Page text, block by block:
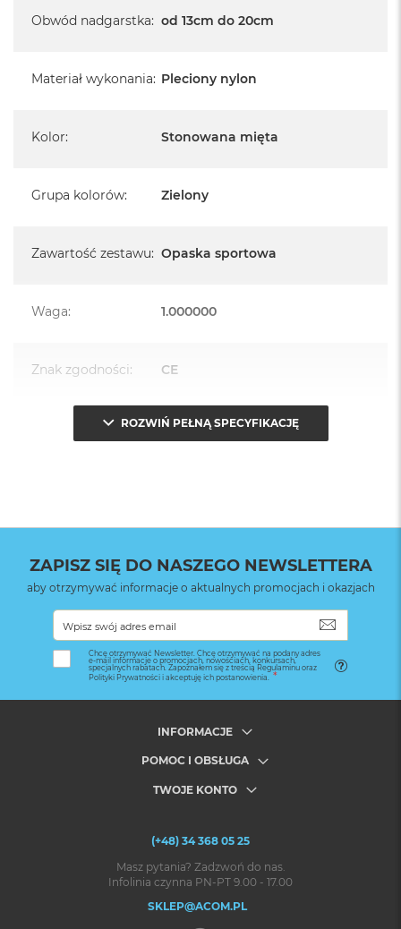
Obwód nadgarstka: od 13cm do 20cm
Materiał wykonania: Pleciony nylon
Kolor: Stonowana mięta
Grupa kolorów: Zielony
Zawartość zestawu: Opaska sportowa
Waga: 1.000000
Znak zgodności: CE
Opakowanie
(pudełko):
Serwisowe
ROZWIŃ PEŁNĄ SPECYFIKACJĘ
ZAPISZ SIĘ DO NASZEGO NEWSLETTERA
aby otrzymywać informacje o aktualnych promocjach i okazjach
Chcę otrzymywać Newsletter. Chcę otrzymywać na podany adres
e-mail informacje o promocjach, nowościach, konkursach,
specjalnych rabatach. Zapoznałem się z treścią Regulaminu oraz
Polityki Prywatności i akceptuję ich postanowienia.
INFORMACJE
POMOC I OBSŁUGA
TWOJE KONTO
(+48) 34 368 05 25
Masz pytania? Zadzwoń do nas.
Infolinia czynna PN-PT 9.00 - 17.00
SKLEP@ACOM.PL